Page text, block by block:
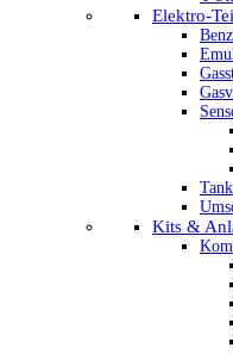
Elektro-
Kits &